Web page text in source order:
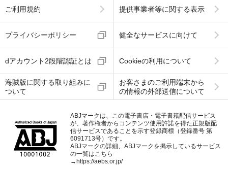
ご利用規約 提供事業者等に関する表示
プライバシーポリシー 健全なサービスに向けて
dアカウント2段階認証とは Cookieの利用について
海賊版に関する取り組みに
ついて
お客さまのご利用端末から
の情報の外部送信について
ABJマークは、この電子書店・電子書籍配信サービス
が、著作権者からコンテンツ使用許諾を得た正規版配
信サービスであることを示す登録商標（登録番号 第
6091713号）です。
ABJマークの詳細、ABJマークを掲示しているサービス
の一覧はこちら
→https://aebs.or.jp/